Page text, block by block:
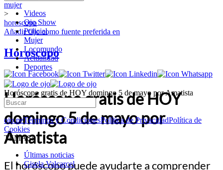
Videos
Ojo Show
Policial
Mujer
Locomundo
Actualidad
Deportes
Horóscopo gratis de HOY domingo 5 de mayo por Amatista
ojo.peTérminos y CondicionesPolítica de PrivacidadPolítica de
Cookies
TEMAS:
Últimas noticias
Gisela Valcarcel
mujer
>
horoscopo
AñadirOjocomo fuente preferida en
Horoscopo
Horóscopo gratis de HOY
domingo 5 de mayo por
Amatista
El horóscopo puede ayudarte a comprender